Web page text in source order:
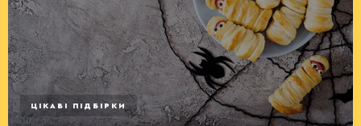
ЦІКАВІ ПІДБІРКИ